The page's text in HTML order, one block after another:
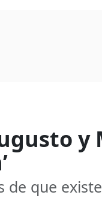
y
de que